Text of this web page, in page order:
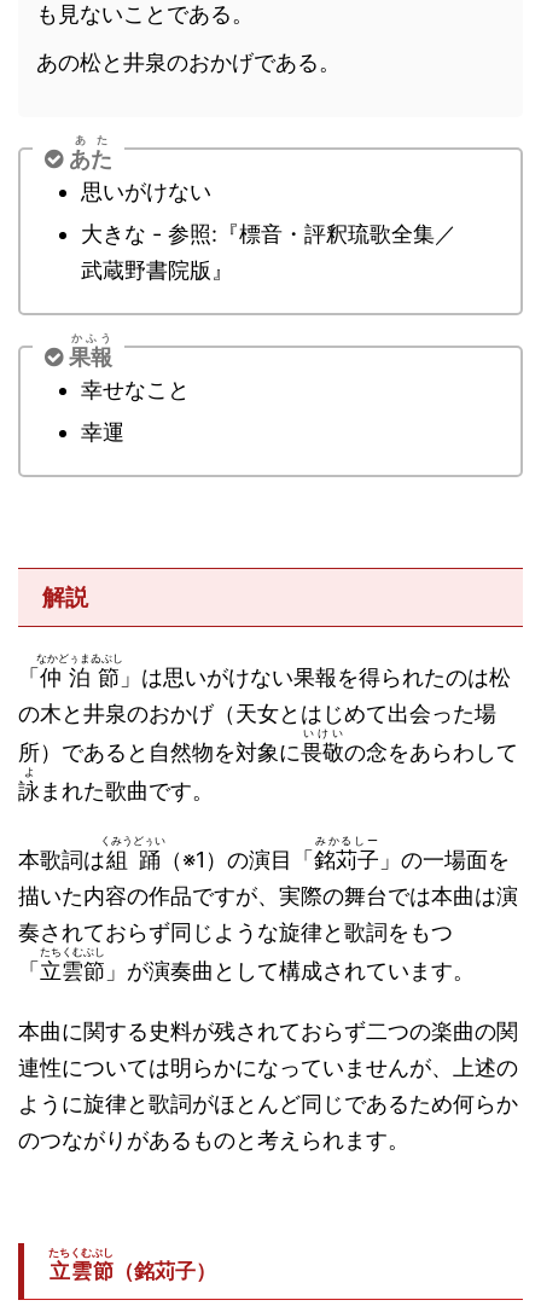
も見ないことである。
あの松と井泉のおかげである。
あた
あた
思いがけない
大きな - 参照:『標音・評釈琉歌全集／
武蔵野書院版』
果報
かふう
幸せなこと
幸運
解説
「 仲泊節
なかどぅまゐぶし
」は思いがけない果報を得られたのは松
の木と井泉のおかげ（天女とはじめて出会った場
所）であると自然物を対象に畏敬
いけい
の念をあらわして
詠
よ
まれた歌曲です。
本歌詞は組踊
くみうどぅい
（※1）の演目「 銘苅子
みかるしー
」の一場面を
描いた内容の作品ですが、実際の舞台では本曲は演
奏されておらず同じような旋律と歌詞をもつ
「 立雲節
たちくむぶし
」が演奏曲として構成されています。
本曲に関する史料が残されておらず二つの楽曲の関
連性については明らかになっていませんが、上述の
ように旋律と歌詞がほとんど同じであるため何らか
のつながりがあるものと考えられます。
立雲節
たちくむぶし
（銘苅子）